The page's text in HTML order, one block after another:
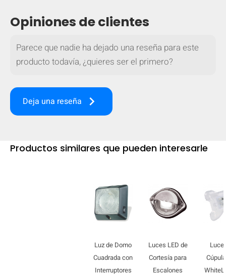
mobile_display_warn Please
turn your phone to ]
Opiniones de clientes
Parece que nadie ha dejado una reseña para este
producto todavía, ¿quieres ser el primero?
Deja una reseña keyboard_arrow_right
Productos similares que pueden interesarle
Luz de Domo
Cuadrada con
Interruptores
Luces LED de
Cortesía para
Escalones